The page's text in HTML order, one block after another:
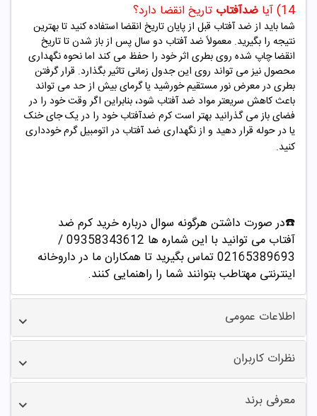
14) آیا ضدآفتاب تاریخ انقضا دارد؟
شما باید از ضد آفتاب قبل از پایان تاریخ انقضا استفاده کنید تا بهترین
نتیجه را بگیرید. معمولاً ضد آفتاب دو سال پس از باز شدن تا تاریخ
انقضا چاپ شده روی بطری اثر خود را حفظ می کند اما نحوه نگهداری
محصول نیز می تواند روی این جدول زمانی تاثیر بگذارد. قرار گرفتن
بطری در معرض نور مستقیم خورشید یا گرمای بیش از حد می تواند
باعث کاهش سریعتر مواد ضد آفتاب شود، بنابراین اگر وقت خود را در
فضای باز می گذرانید بهتر است کرم ضدآفتاب خود را در یک جای خنک
یا در حوله قرار دهید و از نگهداری ضد آفتاب در اتومبیل گرم خودداری
کنید.
☎️در صورت داشتن هرگونه سوال درباره خرید کرم ضد
آفتاب
می توانید با این شماره ها 09358343612 /
02165389693 تماس بگیرید تا همکاران ما در داروخانه
اینترنتی مهتاطب بتوانند شما را راهنمایی کنند.
اطلاعات عمومی
نظرات کاربران
معرفی برند